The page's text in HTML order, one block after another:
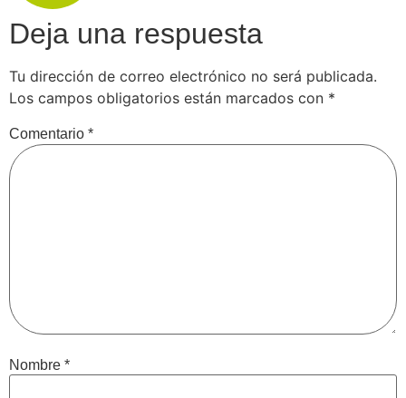
Deja una respuesta
Tu dirección de correo electrónico no será publicada.
Los campos obligatorios están marcados con *
Comentario *
Nombre *